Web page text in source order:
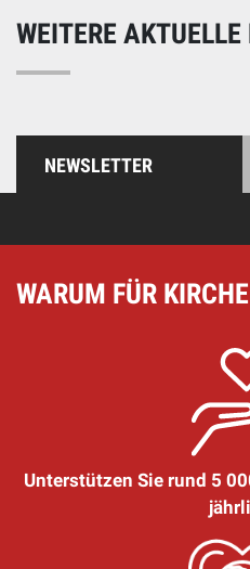
WEITERE
NEWSLETTER
WARUM FÜR
Unterstützen Sie rund 5